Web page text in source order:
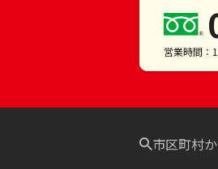
営業時間：
市区町村